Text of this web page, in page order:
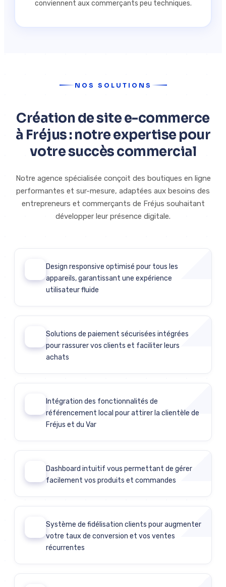
conviennent aux commerçants peu techniques.
NOS SOLUTIONS
Création de site e-commerce
à Fréjus : notre expertise pour
votre succès commercial
Notre agence spécialisée conçoit des boutiques en ligne
performantes et sur-mesure, adaptées aux besoins des
entrepreneurs et commerçants de Fréjus souhaitant
développer leur présence digitale.
Design responsive optimisé pour tous les
appareils, garantissant une expérience
utilisateur fluide
Solutions de paiement sécurisées intégrées
pour rassurer vos clients et faciliter leurs
achats
Intégration des fonctionnalités de
référencement local pour attirer la clientèle de
Fréjus et du Var
Dashboard intuitif vous permettant de gérer
facilement vos produits et commandes
Système de fidélisation clients pour augmenter
votre taux de conversion et vos ventes
récurrentes